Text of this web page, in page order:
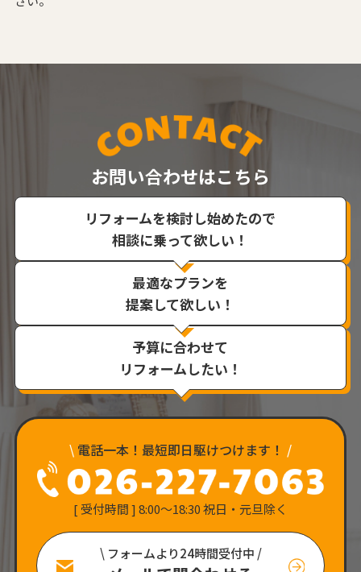
お問い合わせはこちら
リフォームを検討し始めたので
相談に乗って欲しい！
最適なプランを
提案して欲しい！
予算に合わせて
リフォームしたい！
\ 電話一本！最短即日駆けつけます！ /
[ 受付時間 ] 8:00〜18:30 祝日・元旦除く
\ フォームより24時間受付中 /